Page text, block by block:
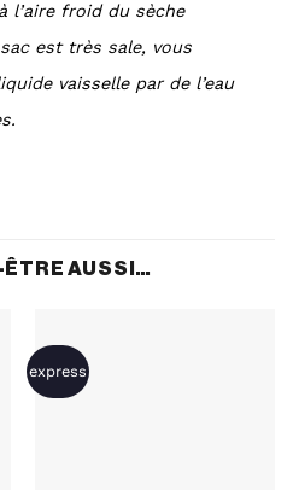
l’aire froid du sèche
est très sale, vous
vaisselle par de l’eau
ÊTRE AUSSI…
express